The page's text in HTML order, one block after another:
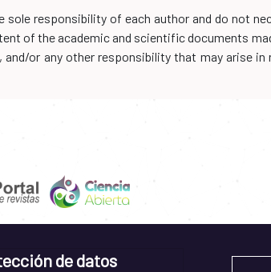
sole responsibility of each author and do not
of the academic and scientific documents
or any other responsibility that may arise
de datos